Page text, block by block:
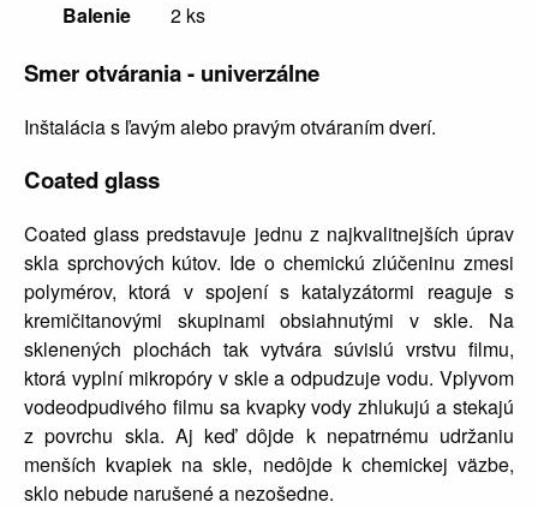
Balenie
2 ks
Smer otvárania - univerzálne
Inštalácia s ľavým alebo pravým otváraním dverí.
Coated glass
Coated glass predstavuje jednu z najkvalitnejších úprav
skla sprchových kútov. Ide o chemickú zlúčeninu zmesi
polymérov, ktorá v spojení s katalyzátormi reaguje s
kremičitanovými skupinami obsiahnutými v skle. Na
sklenených plochách tak vytvára súvislú vrstvu filmu,
ktorá vyplní mikropóry v skle a odpudzuje vodu. Vplyvom
vodeodpudivého filmu sa kvapky vody zhlukujú a stekajú
z povrchu skla. Aj keď dôjde k nepatrnému udržaniu
menších kvapiek na skle, nedôjde k chemickej väzbe,
sklo nebude narušené a nezošedne.